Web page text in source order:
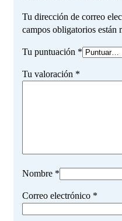
Tu dirección de correo
campos obligatorios están
Tu puntuación *
Tu valoración *
Nombre *
Correo electrónico *